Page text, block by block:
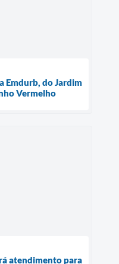
Emdurb, do Jardim
Vermelho
atendimento para